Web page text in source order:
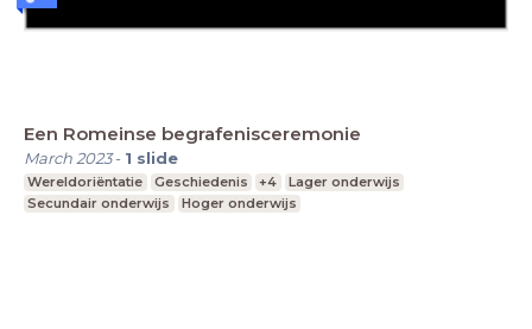
Een Romeinse begrafenisceremonie
March 2023- 1 slide
Wereldoriëntatie Geschiedenis +4
Lager onderwijs
Secundair onderwijs
Hoger onderwijs